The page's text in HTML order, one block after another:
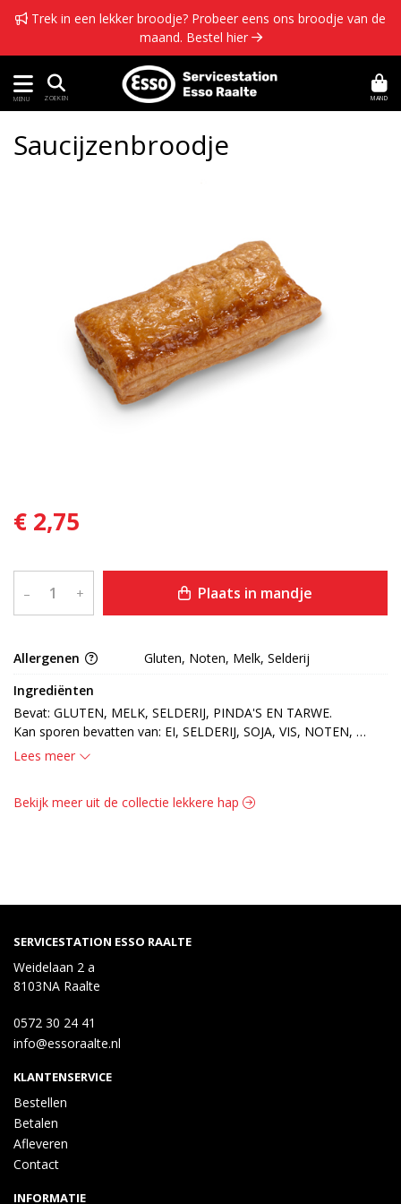
 Trek in een lekker broodje? Probeer eens ons broodje van de
maand. Bestel hier 
MENU ZOEKEN MAND
Saucijzenbroodje
€ 2,75
– + Plaats in mandje
Allergenen
Gluten, Noten, Melk, Selderij
Ingrediënten
Bevat: GLUTEN, MELK, SELDERIJ, PINDA'S EN TARWE.
Kan sporen bevatten van: EI, SELDERIJ, SOJA, VIS, NOTEN,
SULFIET EN MOSTERD.
Lees meer
Bekijk meer uit de collectie lekkere hap
SERVICESTATION ESSO RAALTE
Weidelaan 2 a
8103NA Raalte
0572 30 24 41
info@essoraalte.nl
KLANTENSERVICE
Bestellen
Betalen
Afleveren
Contact
INFORMATIE